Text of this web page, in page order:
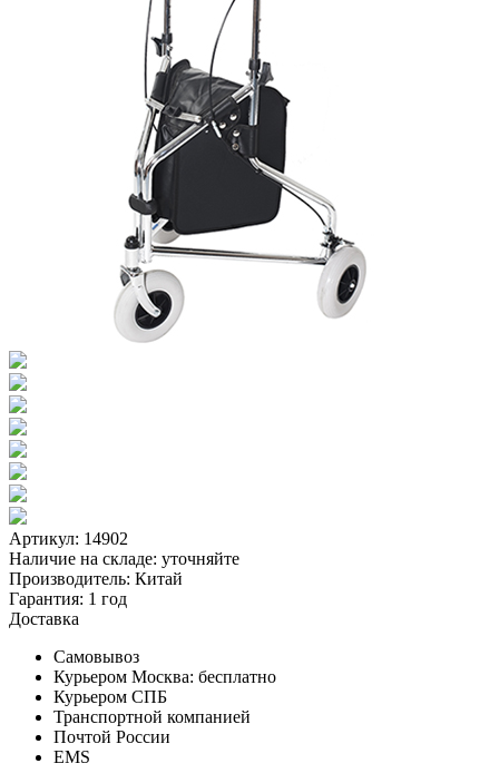
Артикул: 14902
Наличие на складе: уточняйте
Производитель: Китай
Гарантия: 1 год
Доставка
Самовывоз
Курьером Москва: бесплатно
Курьером СПБ
Транспортной компанией
Почтой России
EMS